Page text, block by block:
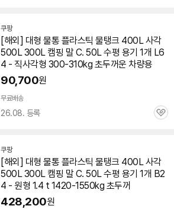
쿠팡
[해외] 대형 물통 플라스틱 물탱크 400L 사각
500L 300L 캠핑 말 C. 50L 수평 용기 1개 L6
4 - 직사각형 300-310kg 초두꺼운 차량용
90,700원
무료배송
26.08. 등록
관
쿠팡
[해외] 대형 물통 플라스틱 물탱크 400L 사각
500L 300L 캠핑 말 C. 50L 수평 용기 1개 B2
4 - 원형 1.4 t 1420-1550kg 초두꺼
428,200원